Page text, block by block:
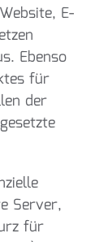
E-
Ebenso
für
der
Server,
für